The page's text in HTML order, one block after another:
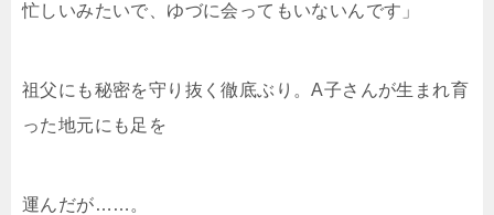
忙しいみたいで、ゆづに会ってもいないんです」
祖父にも秘密を守り抜く徹底ぶり。A子さんが生まれ育
った地元にも足を
運んだが……。